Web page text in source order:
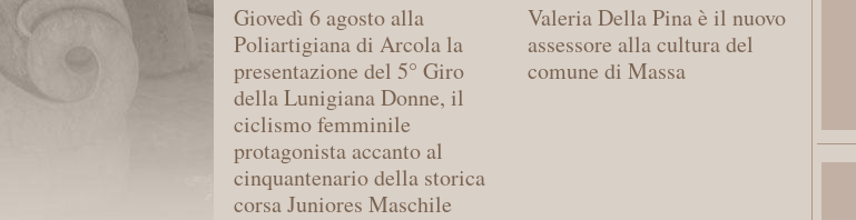
Giovedì 6 agosto alla
Poliartigiana di Arcola la
presentazione del 5° Giro
della Lunigiana Donne, il
ciclismo femminile
protagonista accanto al
cinquantenario della storica
corsa Juniores Maschile
Valeria Della Pina è il nuovo
assessore alla cultura del
comune di Massa